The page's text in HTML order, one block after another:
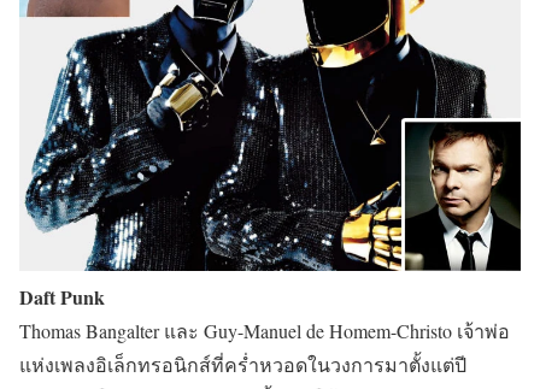
Daft Punk
Thomas Bangalter และ Guy-Manuel de Homem-Christo เจ้าพ่อ
แห่งเพลงอิเล็กทรอนิกส์ที่คร่ำหวอดในวงการมาตั้งแต่ปี